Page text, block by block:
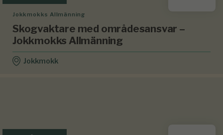
Jokkmokks Allmänning
Skogvaktare med områdesansvar –
Jokkmokks Allmänning
Jokkmokk